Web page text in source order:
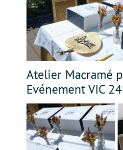
Atelier Macramé
Evénement VIC